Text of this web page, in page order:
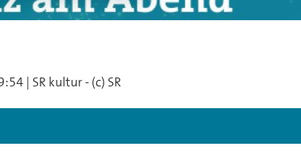
| SR kultur - (c) SR